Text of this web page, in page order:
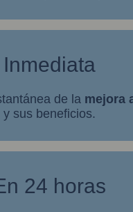
Inmediata
de la mejora
y sus beneficios.
24 horas